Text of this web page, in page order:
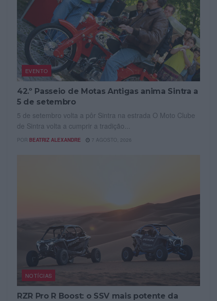
EVENTO
42.º Passeio de Motas Antigas anima Sintra a
5 de setembro
5 de setembro volta a pôr Sintra na estrada O Moto Clube
de Sintra volta a cumprir a tradição...
POR BEATRIZ ALEXANDRE 7 AGOSTO, 2026
NOTÍCIAS
RZR Pro R Boost: o SSV mais potente da